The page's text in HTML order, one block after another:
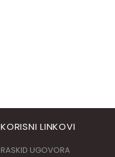
KORISNI LINKOVI
RASKID UGOVORA